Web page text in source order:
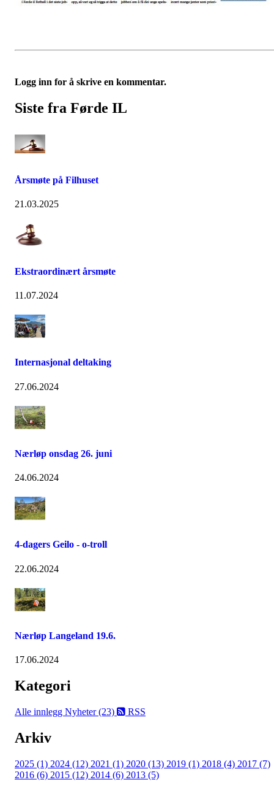
Logg inn for å skrive en kommentar.
Siste fra Førde IL
Årsmøte på Filhuset
21.03.2025
Ekstraordinært årsmøte
11.07.2024
Internasjonal deltaking
27.06.2024
Nærløp onsdag 26. juni
24.06.2024
4-dagers Geilo - o-troll
22.06.2024
Nærløp Langeland 19.6.
17.06.2024
Kategori
Alle innlegg Nyheter (23) RSS
Arkiv
2025 (1) 2024 (12) 2021 (1) 2020 (13) 2019 (1) 2018 (4) 2017 (7)
2016 (6) 2015 (12) 2014 (6) 2013 (5)